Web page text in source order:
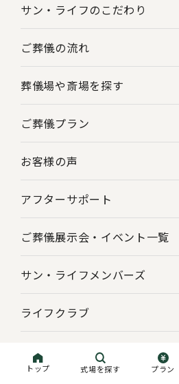
トップ 式場を探す プラン
サン・ライフのこだわり
ご葬儀の流れ
葬儀場や斎場を探す
神奈川県の葬儀場・斎場一覧
東京都の葬儀場・斎場一覧
ご葬儀プラン
お客様の声
アフターサポート
ご葬儀展示会・ イベント一覧
サン・ライフメンバーズ
ライフクラブ
施設にご会葬の方